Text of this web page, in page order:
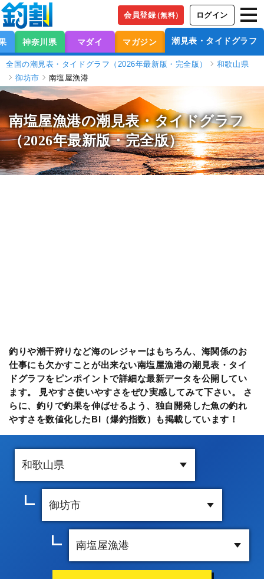
会員登録（無料） ログイン
神奈川県 マダイ マガジン 潮見表・タイドグラフ
全国の潮見表・タイドグラフ（2026年最新版・完全版）
和歌山県
御坊市
南塩屋漁港
南塩屋漁港の潮見表・タイドグラフ
（2026年最新版・完全版）
釣りや潮干狩りなど海のレジャーはもちろん、海関係のお
仕事にも欠かすことが出来ない南塩屋漁港の潮見表・タイ
ドグラフをピンポイントで詳細な最新データを公開してい
ます。 見やすさ使いやすさをぜひ実感してみて下さい。 さ
らに、釣りで釣果を伸ばせるよう、独自開発した魚の釣れ
やすさを数値化したBI（爆釣指数）も掲載しています！